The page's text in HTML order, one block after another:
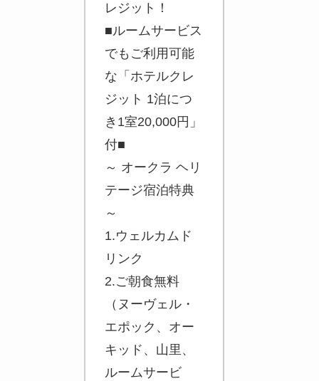
レジット！
■ルームサービス
でもご利用可能
な「ホテルクレ
ジット 1泊につ
き1室20,000円」
付■
～ オークラ ヘリ
テージ宿泊特典
～
1.ウェルカムド
リンク
2.ご朝食無料
（ヌーヴェル・
エポック、オー
キッド、山里、
ルームサービ